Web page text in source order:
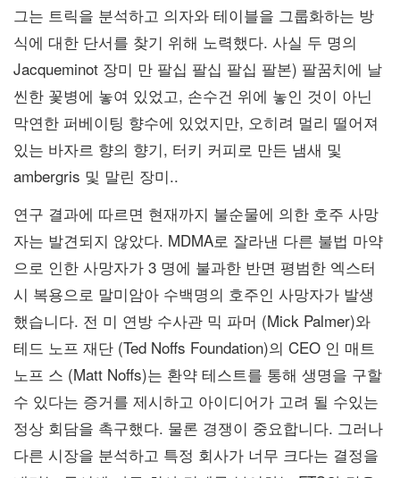
그는 트릭을 분석하고 의자와 테이블을 그룹화하는 방
식에 대한 단서를 찾기 위해 노력했다. 사실 두 명의
Jacqueminot 장미 만 팔십 팔십 팔십 팔본) 팔꿈치에 날
씬한 꽃병에 놓여 있었고, 손수건 위에 놓인 것이 아닌
막연한 퍼베이팅 향수에 있었지만, 오히려 멀리 떨어져
있는 바자르 향의 향기, 터키 커피로 만든 냄새 및
ambergris 및 말린 장미..
연구 결과에 따르면 현재까지 불순물에 의한 호주 사망
자는 발견되지 않았다. MDMA로 잘라낸 다른 불법 마약
으로 인한 사망자가 3 명에 불과한 반면 평범한 엑스터
시 복용으로 말미암아 수백명의 호주인 사망자가 발생
했습니다. 전 미 연방 수사관 믹 파머 (Mick Palmer)와
테드 노프 재단 (Ted Noffs Foundation)의 CEO 인 매트
노프 스 (Matt Noffs)는 환약 테스트를 통해 생명을 구할
수 있다는 증거를 제시하고 아이디어가 고려 될 수있는
정상 회담을 촉구했다. 물론 경쟁이 중요합니다. 그러나
다른 시장을 분석하고 특정 회사가 너무 크다는 결정을